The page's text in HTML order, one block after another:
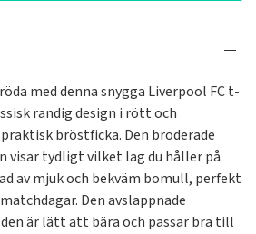
med denna snygga Liverpool FC t-
randig design i rött och
bröstficka. Den broderade
visar tydligt vilket lag du håller på.
av mjuk och bekväm bomull, perfekt
Den avslappnade
är lätt att bära och passar bra till